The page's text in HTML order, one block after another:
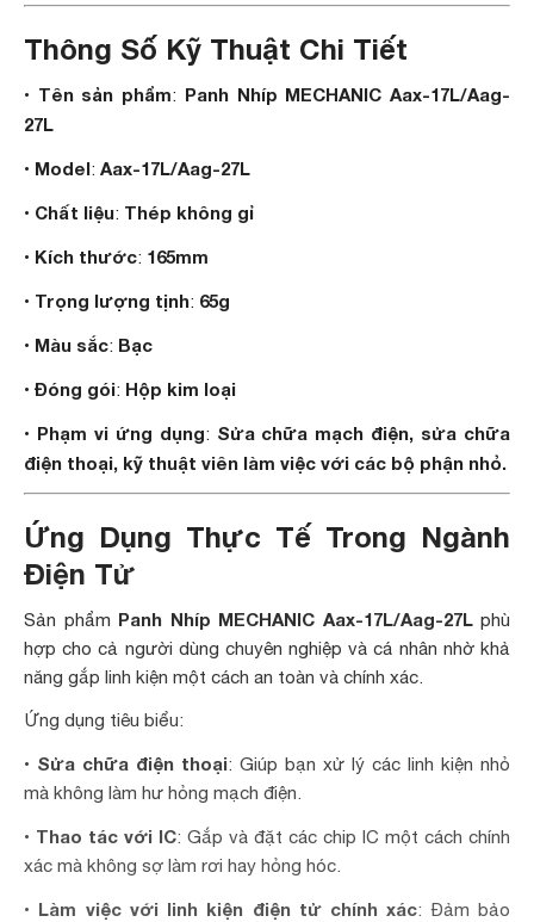
Thông Số Kỹ Thuật Chi Tiết
• Tên sản phẩm: Panh Nhíp MECHANIC Aax-17L/Aag-
27L
• Model: Aax-17L/Aag-27L
• Chất liệu: Thép không gỉ
• Kích thước: 165mm
• Trọng lượng tịnh: 65g
• Màu sắc: Bạc
• Đóng gói: Hộp kim loại
• Phạm vi ứng dụng: Sửa chữa mạch điện, sửa chữa
điện thoại, kỹ thuật viên làm việc với các bộ phận nhỏ.
Ứng Dụng Thực Tế Trong Ngành
Điện Tử
Sản phẩm Panh Nhíp MECHANIC Aax-17L/Aag-27Lphù
hợp cho cả người dùng chuyên nghiệp và cá nhân nhờ khả
năng gắp linh kiện một cách an toàn và chính xác.
Ứng dụng tiêu biểu:
• Sửa chữa điện thoại: Giúp bạn xử lý các linh kiện nhỏ
mà không làm hư hỏng mạch điện.
• Thao tác với IC: Gắp và đặt các chip IC một cách chính
xác mà không sợ làm rơi hay hỏng hóc.
• Làm việc với linh kiện điện tử chính xác: Đảm bảo